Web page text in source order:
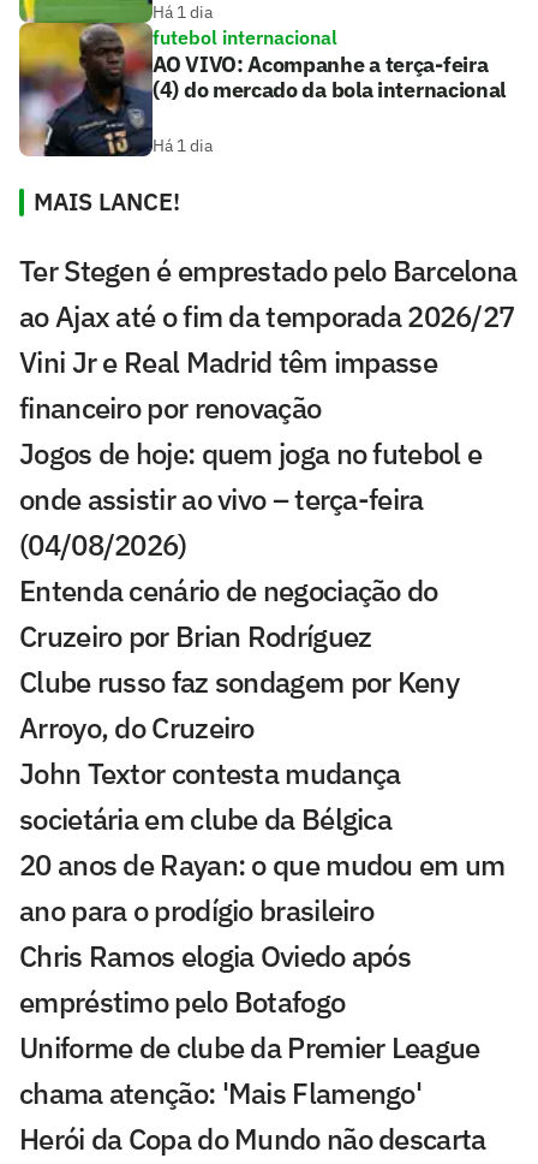
Há 1 dia
futebol internacional
AO VIVO: Acompanhe a terça-feira
(4) do mercado da bola internacional
Há 1 dia
MAIS LANCE!
Ter Stegen é emprestado pelo Barcelona
ao Ajax até o fim da temporada 2026/27
Vini Jr e Real Madrid têm impasse
financeiro por renovação
Jogos de hoje: quem joga no futebol e
onde assistir ao vivo – terça-feira
(04/08/2026)
Entenda cenário de negociação do
Cruzeiro por Brian Rodríguez
Clube russo faz sondagem por Keny
Arroyo, do Cruzeiro
John Textor contesta mudança
societária em clube da Bélgica
20 anos de Rayan: o que mudou em um
ano para o prodígio brasileiro
Chris Ramos elogia Oviedo após
empréstimo pelo Botafogo
Uniforme de clube da Premier League
chama atenção: 'Mais Flamengo'
Herói da Copa do Mundo não descarta